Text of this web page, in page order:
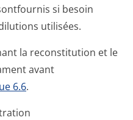
si besoin
utilisées.
la reconstitution et le
avant
6.6.